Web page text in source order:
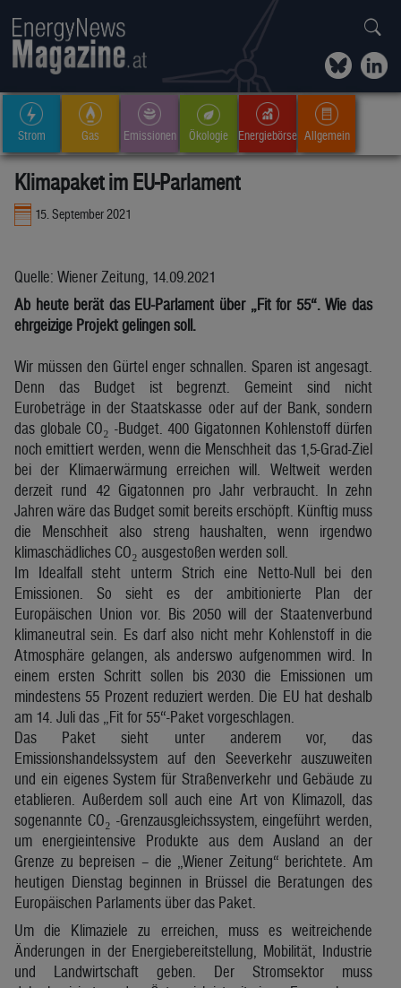
Strom Gas Emissionen Ökologie Energiebörse Allgemein
Klimapaket im EU-Parlament
15. September 2021
Quelle: Wiener Zeitung, 14.09.2021
Ab heute berät das EU-Parlament über „Fit for 55“. Wie das
ehrgeizige Projekt gelingen soll.
Wir müssen den Gürtel enger schnallen. Sparen ist angesagt.
Denn das Budget ist begrenzt. Gemeint sind nicht
Eurobeträge in der Staatskasse oder auf der Bank, sondern
das globale CO₂ -Budget. 400 Gigatonnen Kohlenstoff dürfen
noch emittiert werden, wenn die Menschheit das 1,5-Grad-Ziel
bei der Klimaerwärmung erreichen will. Weltweit werden
derzeit rund 42 Gigatonnen pro Jahr verbraucht. In zehn
Jahren wäre das Budget somit bereits erschöpft. Künftig muss
die Menschheit also streng haushalten, wenn irgendwo
klimaschädliches CO₂ ausgestoßen werden soll.
Im Idealfall steht unterm Strich eine Netto-Null bei den
Emissionen. So sieht es der ambitionierte Plan der
Europäischen Union vor. Bis 2050 will der Staatenverbund
klimaneutral sein. Es darf also nicht mehr Kohlenstoff in die
Atmosphäre gelangen, als anderswo aufgenommen wird. In
einem ersten Schritt sollen bis 2030 die Emissionen um
mindestens 55 Prozent reduziert werden. Die EU hat deshalb
am 14. Juli das „Fit for 55“-Paket vorgeschlagen.
Das Paket sieht unter anderem vor, das
Emissionshandelssystem auf den Seeverkehr auszuweiten
und ein eigenes System für Straßenverkehr und Gebäude zu
etablieren. Außerdem soll auch eine Art von Klimazoll, das
sogenannte CO₂ -Grenzausgleichssystem, eingeführt werden,
um energieintensive Produkte aus dem Ausland an der
Grenze zu bepreisen – die „Wiener Zeitung“ berichtete. Am
heutigen Dienstag beginnen in Brüssel die Beratungen des
Europäischen Parlaments über das Paket.
Um die Klimaziele zu erreichen, muss es weitreichende
Änderungen in der Energiebereitstellung, Mobilität, Industrie
und Landwirtschaft geben. Der Stromsektor muss